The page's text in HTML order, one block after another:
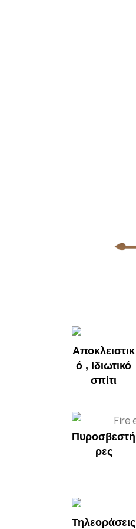
Αποκλειστικ
ό , Ιδιωτικό
σπίτι
Πυροσβεστή
ρες
Τηλεοράσεις